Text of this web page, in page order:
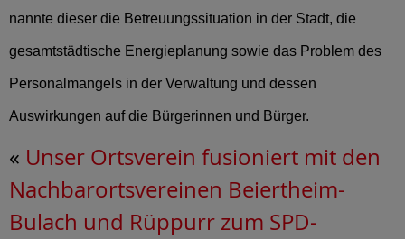
nannte dieser die Betreuungssituation in der Stadt, die
gesamtstädtische Energieplanung sowie das Problem des
Personalmangels in der Verwaltung und dessen
Auswirkungen auf die Bürgerinnen und Bürger.
« Unser Ortsverein fusioniert mit den
Nachbarortsvereinen Beiertheim-
Bulach und Rüppurr zum SPD-